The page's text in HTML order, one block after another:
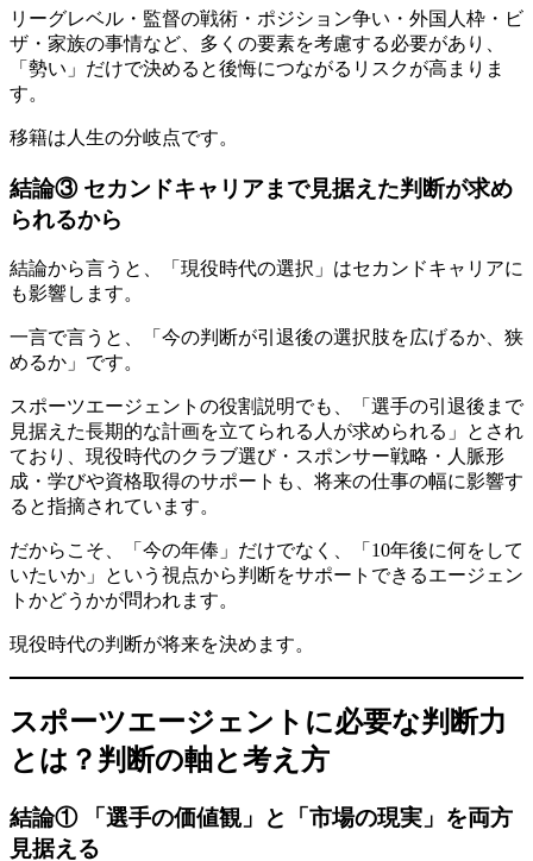
リーグレベル・監督の戦術・ポジション争い・外国人枠・ビ
ザ・家族の事情など、多くの要素を考慮する必要があり、
「勢い」だけで決めると後悔につながるリスクが高まりま
す。
移籍は人生の分岐点です。
結論③ セカンドキャリアまで見据えた判断が求め
られるから
結論から言うと、「現役時代の選択」はセカンドキャリアに
も影響します。
一言で言うと、「今の判断が引退後の選択肢を広げるか、狭
めるか」です。
スポーツエージェントの役割説明でも、「選手の引退後まで
見据えた長期的な計画を立てられる人が求められる」とされ
ており、現役時代のクラブ選び・スポンサー戦略・人脈形
成・学びや資格取得のサポートも、将来の仕事の幅に影響す
ると指摘されています。
だからこそ、「今の年俸」だけでなく、「10年後に何をして
いたいか」という視点から判断をサポートできるエージェン
トかどうかが問われます。
現役時代の判断が将来を決めます。
スポーツエージェントに必要な判断力
とは？判断の軸と考え方
結論① 「選手の価値観」と「市場の現実」を両方
見据える